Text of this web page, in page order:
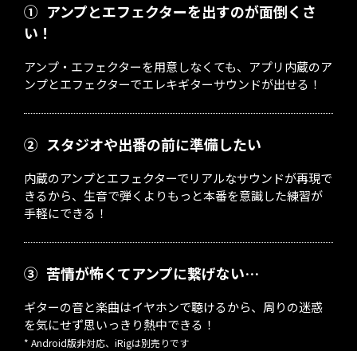
① アンプとエフェクターを出すのが面倒くさ
い！
アンプ・エフェクターを用意しなくても、アプリ内蔵のア
ンプとエフェクターでエレキギターサウンドが出せる！
② スタジオや出番の前に準備したい
内蔵のアンプとエフェクターでリアルなサウンドが再現で
きるから、生音で弾くよりもっと本番を意識した練習が
手軽にできる！
③ 苦情が怖くてアンプに繋げない…
ギターの音と楽曲はイヤホンで聴けるから、周りの迷惑
を気にせず思いっきり熱中できる！
* Android版非対応、iRigは別売りです